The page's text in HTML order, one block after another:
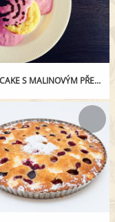
MUFFINCAKE S MALINOVÝM PŘELIVEM A OŘECHOVÝM MÁSLEM